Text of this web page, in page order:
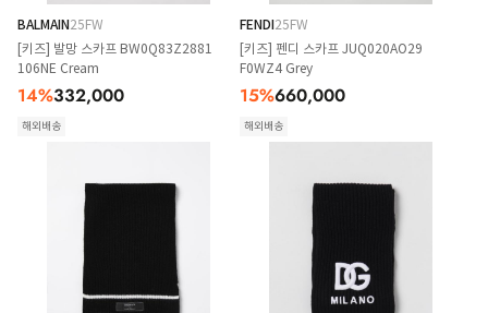
BALMAIN25FW
[키즈] 발망 스카프 BW0Q83Z2881
106NE Cream
14%332,000
해외배송
FENDI25FW
[키즈] 펜디 스카프 JUQ020AO29
F0WZ4 Grey
15%660,000
해외배송